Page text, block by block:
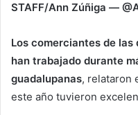
STAFF/Ann Zúñiga —
Los comerciantes de
han trabajado durante
guadalupanas, relataron
este año tuvieron